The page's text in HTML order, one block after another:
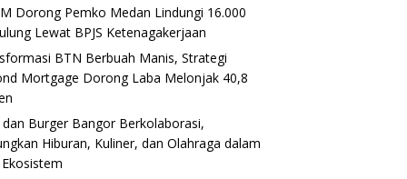
Dorong Pemko Medan Lindungi 16.000
Lewat BPJS Ketenagakerjaan
BTN Berbuah Manis, Strategi
Mortgage Dorong Laba Melonjak 40,8
Burger Bangor Berkolaborasi,
Hiburan, Kuliner, dan Olahraga dalam